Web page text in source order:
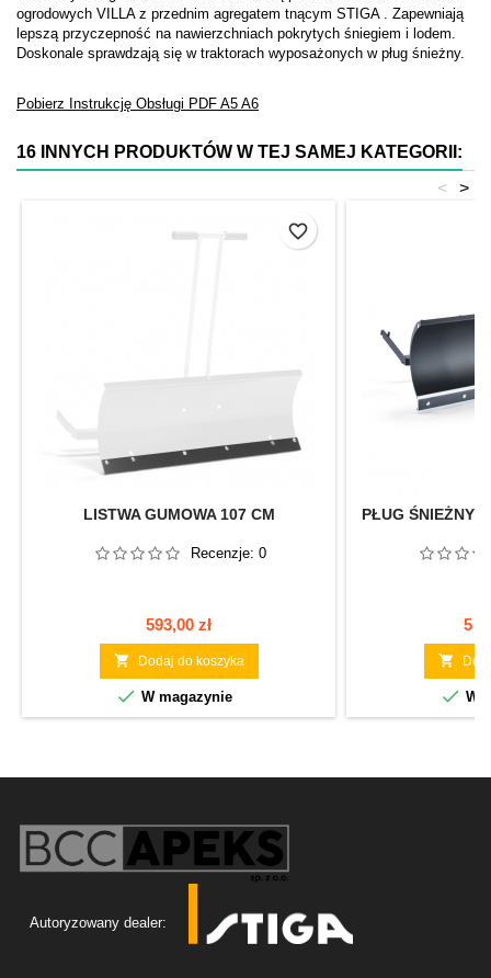
ogrodowych VILLA z przednim agregatem tnącym STIGA . Zapewniają
lepszą przyczepność na nawierzchniach pokrytych śniegiem i lodem.
Doskonale sprawdzają się w traktorach wyposażonych w pług śnieżny.
Pobierz Instrukcję Obsługi PDF A5 A6
16 INNYCH PRODUKTÓW W TEJ SAMEJ KATEGORII:
>
<
LISTWA GUMOWA 107 CM
Recenzje: 0
Cena
593,00 zł
 Dodaj do koszyka
 W magazynie
favorite_border
PŁUG ŚNIEŻNY
5

 W
Autoryzowany dealer: